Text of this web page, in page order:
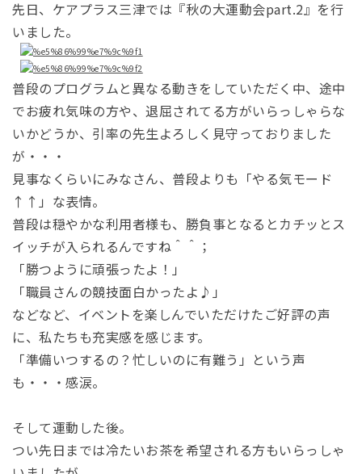
先日、ケアプラス三津では『秋の大運動会part.2』を行
いました。
普段のプログラムと異なる動きをしていただく中、途中
でお疲れ気味の方や、退屈されてる方がいらっしゃらな
いかどうか、引率の先生よろしく見守っておりました
が・・・
見事なくらいにみなさん、普段よりも「やる気モード
↑↑」な表情。
普段は穏やかな利用者様も、勝負事となるとカチッとス
イッチが入られるんですね＾＾；
「勝つように頑張ったよ！」
「職員さんの競技面白かったよ♪」
などなど、イベントを楽しんでいただけたご好評の声
に、私たちも充実感を感じます。
「準備いつするの？忙しいのに有難う」という声
も・・・感涙。
そして運動した後。
つい先日までは冷たいお茶を希望される方もいらっしゃ